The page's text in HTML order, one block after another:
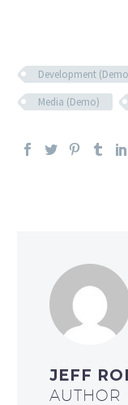
Development
Media (Demo)
JEFF
AUTHOR